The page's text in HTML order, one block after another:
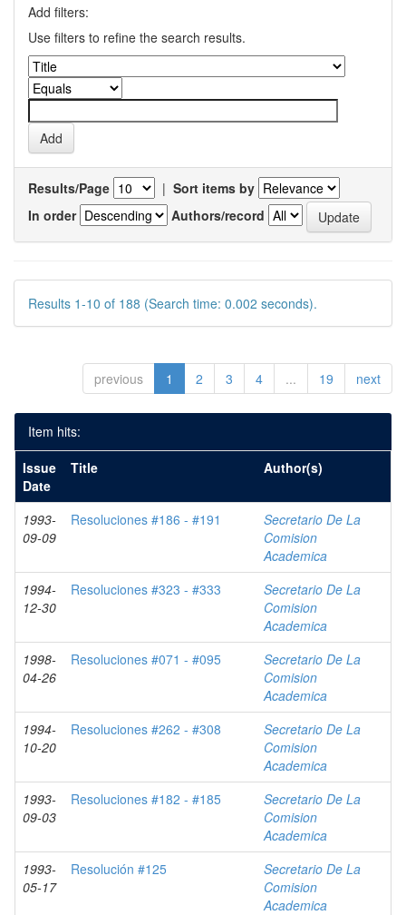
Add filters:
Use filters to refine the search results.
Results/Page | Sort items by
In order
Authors/record
Results 1-10 of 188 (Search time: 0.002 seconds).
previous 1 2 3 4 ... 19 next
Item hits:
Issue
Date
Title Author(s)
1993-
09-09
Resoluciones #186 - #191
Secretario De La
Comision
Academica
1994-
12-30
Resoluciones #323 - #333
Secretario De La
Comision
Academica
1998-
04-26
Resoluciones #071 - #095
Secretario De La
Comision
Academica
1994-
10-20
Resoluciones #262 - #308
Secretario De La
Comision
Academica
1993-
09-03
Resoluciones #182 - #185
Secretario De La
Comision
Academica
1993-
05-17
Resolución #125
Secretario De La
Comision
Academica